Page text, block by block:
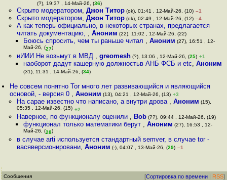
(?), 19:37 , 14-Май-26, (36)
Скрыто модератором, Джон Титор(ok), 01:41 , 12-Май-26, (10) –1
Скрыто модератором, Джон Титор(ok), 02:49 , 12-Май-26, (12) –4
А как теперь официально, в некоторых странах, предлагается
читать документацию, , Аноним (22), 11:02 , 12-Май-26, (22)
Боюсь спросить, чем ты раньше читал , Аноним (27), 16:51 , 12-
Май-26, (27)
иИИИ Не возьмут в МВД , greomesh(?), 13:06 , 12-Май-26, (25) +1
наоборот дадут кашерную должностьв АНБ ФСБ и etc, Аноним
(31), 11:31 , 14-Май-26, (34)
Не совсем понятно Tor много лет развивающийся и являющийся
основой, - версия 0 ,Аноним (13), 04:21 , 12-Май-26, (13) +3
На сарае известно что написано, а внутри дрова , Аноним (15),
05:35 , 12-Май-26, (15) +2
Наверное, по функционалу оценили , Bob(??), 09:44 , 12-Май-26, (19)
функционал только математики берут , Аноним (27), 16:53 , 12-
Май-26, (28)
в случае arti используется стандартный semver, в случае tor -
васяверсионировани, Аноним (-), 04:07 , 13-Май-26, (29) –1
Сообщения [Сортировка по времени | RSS]